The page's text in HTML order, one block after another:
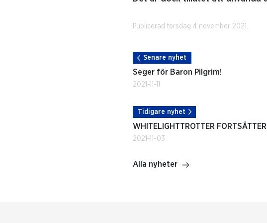
Publicerad torsdag 4 november 2021.
Senare nyhet
Seger för Baron Pilgrim!
2021-11-11
Tidigare nyhet
WHITELIGHTTROTTER
2021-11-03
Alla nyheter